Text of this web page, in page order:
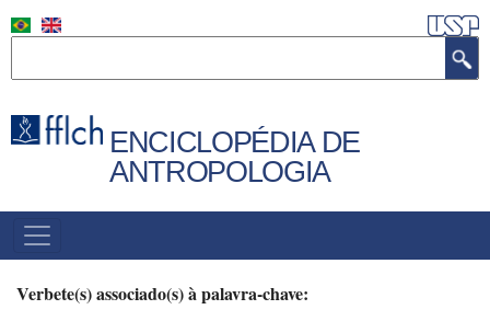
para
conteúdo
ENCICLOPÉDIA DE
ANTROPOLOGIA
MENU
PRINCIPAL
Verbete(s) associado(s) à palavra-chave: